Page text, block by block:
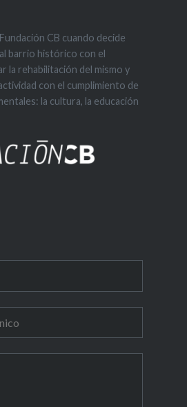
CB cuando decide
barrio histórico con el
la rehabilitación del mismo y
con el cumplimiento de
la cultura, la educación